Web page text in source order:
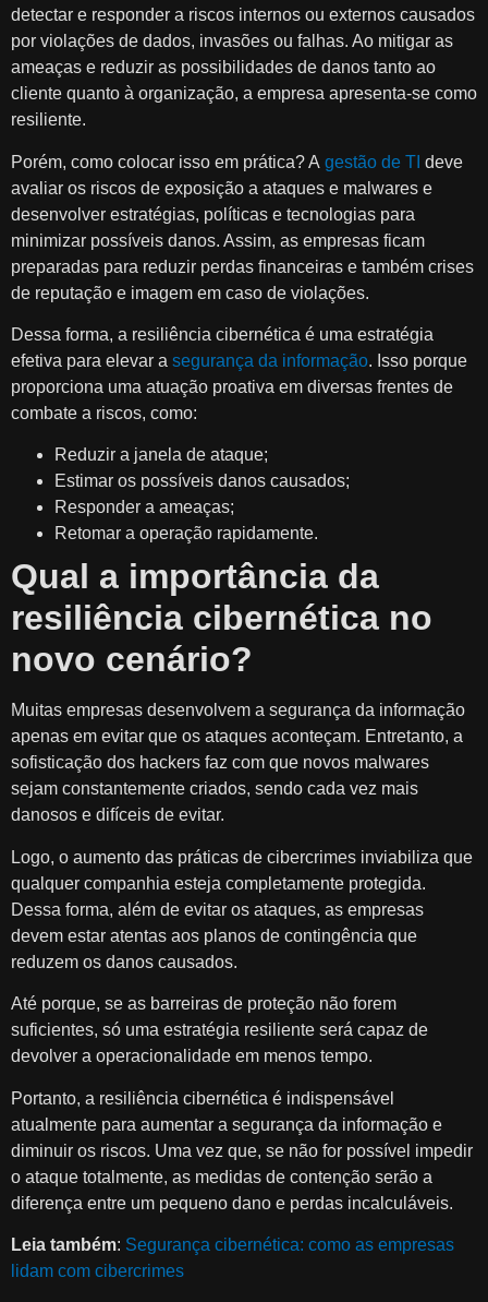
detectar e responder a riscos internos ou externos causados
por violações de dados, invasões ou falhas. Ao mitigar as
ameaças e reduzir as possibilidades de danos tanto ao
cliente quanto à organização, a empresa apresenta-se como
resiliente.
Porém, como colocar isso em prática? A gestão de TI deve
avaliar os riscos de exposição a ataques e malwares e
desenvolver estratégias, políticas e tecnologias para
minimizar possíveis danos. Assim, as empresas ficam
preparadas para reduzir perdas financeiras e também crises
de reputação e imagem em caso de violações.
Dessa forma, a resiliência cibernética é uma estratégia
efetiva para elevar a segurança da informação. Isso porque
proporciona uma atuação proativa em diversas frentes de
combate a riscos, como:
Reduzir a janela de ataque;
Estimar os possíveis danos causados;
Responder a ameaças;
Retomar a operação rapidamente.
Qual a importância da
resiliência cibernética no
novo cenário?
Muitas empresas desenvolvem a segurança da informação
apenas em evitar que os ataques aconteçam. Entretanto, a
sofisticação dos hackers faz com que novos malwares
sejam constantemente criados, sendo cada vez mais
danosos e difíceis de evitar.
Logo, o aumento das práticas de cibercrimes inviabiliza que
qualquer companhia esteja completamente protegida.
Dessa forma, além de evitar os ataques, as empresas
devem estar atentas aos planos de contingência que
reduzem os danos causados.
Até porque, se as barreiras de proteção não forem
suficientes, só uma estratégia resiliente será capaz de
devolver a operacionalidade em menos tempo.
Portanto, a resiliência cibernética é indispensável
atualmente para aumentar a segurança da informação e
diminuir os riscos. Uma vez que, se não for possível impedir
o ataque totalmente, as medidas de contenção serão a
diferença entre um pequeno dano e perdas incalculáveis.
Leia também: Segurança cibernética: como as empresas
lidam com cibercrimes